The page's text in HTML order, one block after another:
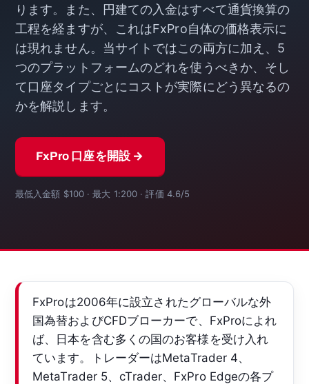
ります。また、円建ての入金はすべて通貨換算の
工程を経ますが、これはFxPro自体の価格表示に
は現れません。当サイトではこの両方に加え、5
つのプラットフォームのどれを使うべきか、そし
て口座タイプごとにコストが実際にどう異なるの
かを解説します。
FxPro 口座を開設 →
最低入金額 $100 · 最大 1:200 · 評価 4.6/5
FxProは2006年に設立されたグローバルな外
国為替およびCFDブローカーで、FxProによれ
ば、日本を含む多くの国のお客様を受け入れ
ています。トレーダーはMetaTrader 4、
MetaTrader 5、cTrader、FxPro Edgeの各プ